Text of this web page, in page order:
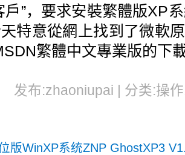
戶”，要求安裝繁體版XP
特意從網上找到了微軟
繁體中文專業版的下
发布:zhaoniupai | 分类:操
版WinXP系统ZNP GhostXP3